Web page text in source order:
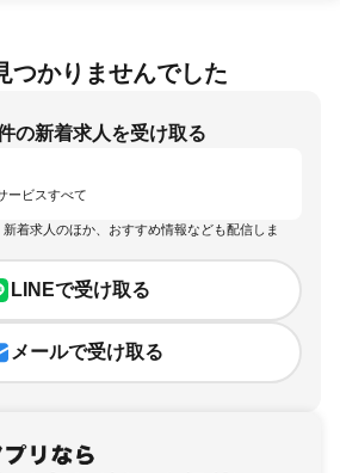
つかりませんでした
の新着求人を受け取る
ービスすべて
新着求人のほか、おすすめ情報なども配信しま
LINEで受け取る
メールで受け取る